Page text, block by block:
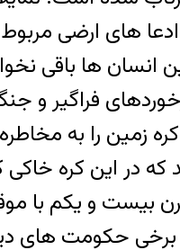
های ارضی
ها باقی
فراگیر و
را به مخاطره
در این کره
بیست و یکم با
حکومت های